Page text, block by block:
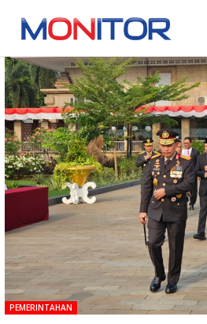
Tag: TPM Kalibata
PEMERINTAHAN